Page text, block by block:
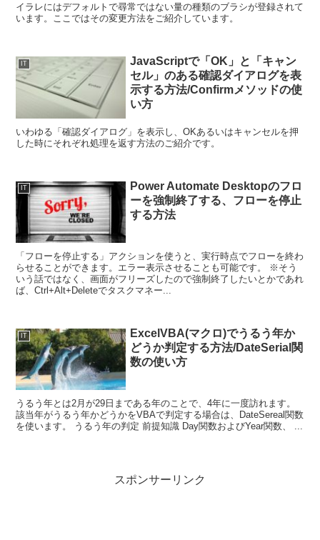
イラレにはデフォルトで尋常ではない量の種類のブラシが登録されて
います。ここではその変更方法をご紹介しています。
IT
JavaScriptで「OK」と「キャン
セル」のある確認ダイアログを表
示する方法/Confirmメソッドの使
い方
いわゆる「確認ダイアログ」を表示し、OKあるいはキャンセルを押
した時にそれぞれ処理を返す方法のご紹介です。
IT
Power Automate Desktopのフロ
ーを強制終了する、フローを停止
する方法
「フローを停止する」アクションを使うと、実行時点でフローを終わ
らせることができます。エラー表示させることも可能です。 ※そう
いう話ではなく、画面がフリーズしたので強制終了したいとかであれ
ば、Ctrl+Alt+Deleteでタスクマネー...
IT
ExcelVBA(マクロ)でうるう年か
どうか判定する方法/DateSerial関
数の使い方
うるう年とは2月が29日まである年のことで、4年に一度訪れます。
該当年がうるう年かどうかをVBAで判定する場合は、DateSereal関数
を使います。 うるう年の判定 前提知識 Day関数およびYear関数、 ...
スポンサーリンク